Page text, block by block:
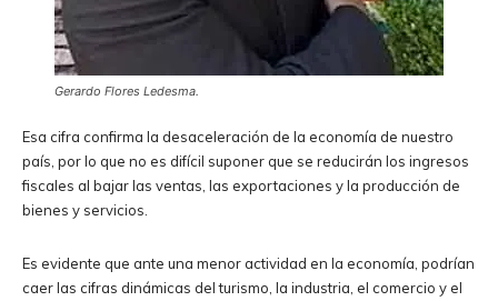
Gerardo Flores Ledesma.
Esa cifra confirma la desaceleración de la economía de nuestro
país, por lo que no es difícil suponer que se reducirán los ingresos
fiscales al bajar las ventas, las exportaciones y la producción de
bienes y servicios.
Es evidente que ante una menor actividad en la economía, podrían
caer las cifras dinámicas del turismo, la industria, el comercio y el